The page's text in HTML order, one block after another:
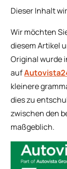
Dieser Inhalt
Wir möchten
diesem Artikel
Original wurde
auf
kleinere
dies zu
zwischen den
maßgeblich.